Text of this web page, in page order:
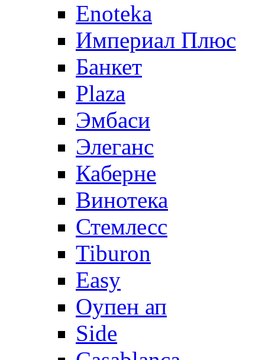
Enoteka
Империал Плюс
Банкет
Plaza
Эмбаси
Элеганс
Каберне
Винотека
Стемлесс
Tiburon
Easy
Оупен ап
Side